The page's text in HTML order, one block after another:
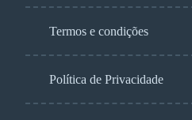
Termos e condições
Política de Privacidade